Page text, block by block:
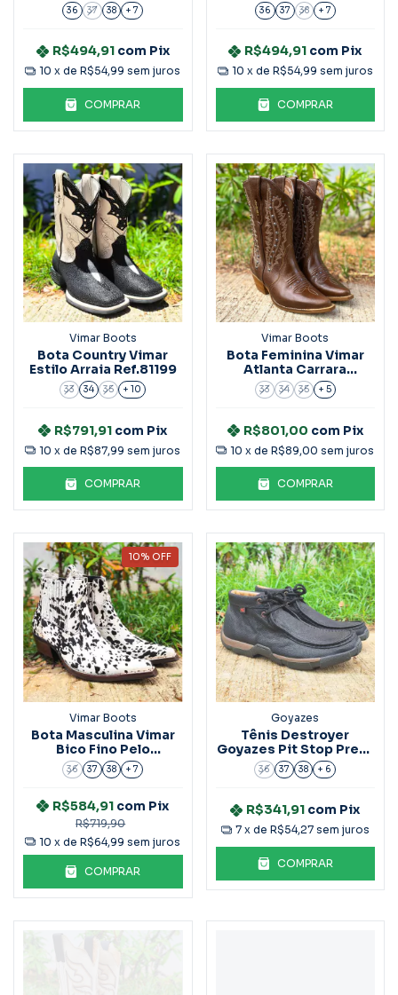
Ref.2037104
36 37 38 + 7
R$494,91 com Pix
10 x deR$54,99 sem juros
COMPRAR
Ref.2030103
36 37 38 + 7
R$494,91 com Pix
10 x de R$54,99 sem juros
COMPRAR
Vimar Boots
Bota Country Vimar
Estilo Arraia Ref.81199
33 34 35 + 10
R$791,91 com Pix
10 x deR$87,99 sem juros
COMPRAR
Vimar Boots
Bota Feminina Vimar
Atlanta Carrara
Ref.11291
33 34 35 + 5
R$801,00 com Pix
10 x deR$89,00 sem juros
COMPRAR
10% OFF
Vimar Boots
Bota Masculina Vimar
Bico Fino Pelo
Ref:82038 Cow Print
36 37 38 + 7
R$719,90
R$584,91 com Pix
10 x deR$64,99 sem juros
COMPRAR
Goyazes
Tênis Destroyer
Goyazes Pit Stop Preto
Ref.221001-C
36 37 38 + 6
R$341,91 com Pix
7 x de R$54,27 sem juros
COMPRAR